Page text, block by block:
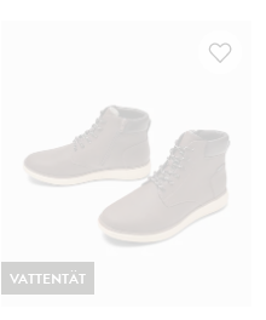
VATTENTÄT